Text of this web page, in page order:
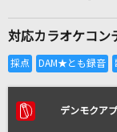
リア
恋
対応カラオケコン
デンモクア